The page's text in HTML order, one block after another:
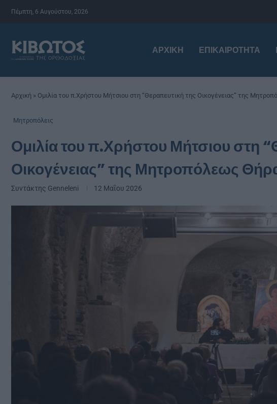
Πέμπτη, 6 Αυγούστου, 2026
ΑΡΧΙΚΉ ΕΠΙΚΑΙΡΌΤΗΤΑ
Αρχική » Ομιλία του π.Χρήστου Μήτσιου στη “Θεραπευτική της Οικογένειας” της
Μητροπόλεις
Ομιλία του π.Χρήστου Μήτσιου στη
Οικογένειας” της Μητροπόλεως
Συντάκτης Genneleni 12 Μαΐου 2026